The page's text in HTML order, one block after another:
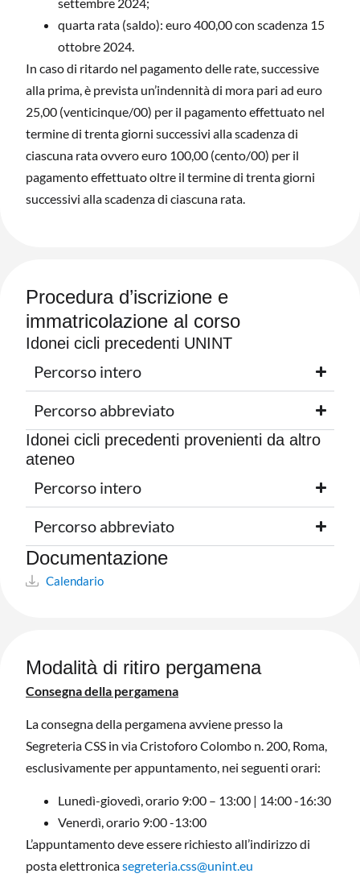
quarta rata (saldo): euro 400,00 con scadenza 15
ottobre 2024.
In caso di ritardo nel pagamento delle rate, successive
alla prima, è prevista un’indennità di mora pari ad euro
25,00 (venticinque/00) per il pagamento effettuato nel
termine di trenta giorni successivi alla scadenza di
ciascuna rata ovvero euro 100,00 (cento/00) per il
pagamento effettuato oltre il termine di trenta giorni
successivi alla scadenza di ciascuna rata.
Procedura d’iscrizione e
immatricolazione al corso
Idonei cicli precedenti UNINT
Percorso intero
Percorso abbreviato
Idonei cicli precedenti provenienti da altro
ateneo
Percorso intero
Percorso abbreviato
Documentazione​
Calendario
Modalità di ritiro pergamena
Consegna della pergamena
La consegna della pergamena avviene presso la
Segreteria CSS in via Cristoforo Colombo n. 200, Roma,
esclusivamente per appuntamento, nei seguenti orari:
Lunedì-giovedì, orario 9:00 – 13:00 | 14:00 -16:30
Venerdì, orario 9:00 -13:00
L’appuntamento deve essere richiesto all’indirizzo di
posta elettronicasegreteria.css@unint.eu